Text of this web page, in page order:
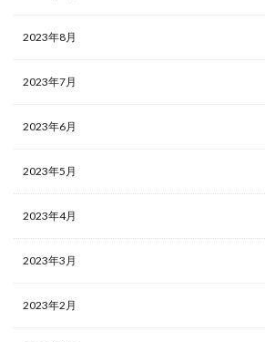
2023年8月
2023年7月
2023年6月
2023年5月
2023年4月
2023年3月
2023年2月